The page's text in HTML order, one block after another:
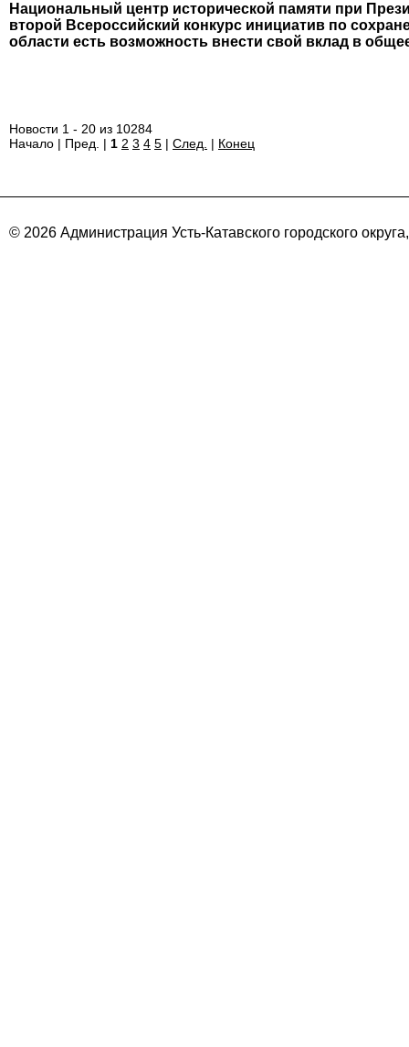
Национальный центр исторической памяти при
второй Всероссийский конкурс инициатив по
области есть возможность внести свой вклад в
Новости 1 - 20 из 10284
Начало | Пред. | 1 2 3 4 5 | След. | Конец
© 2026 Администрация Усть-Катавского городского